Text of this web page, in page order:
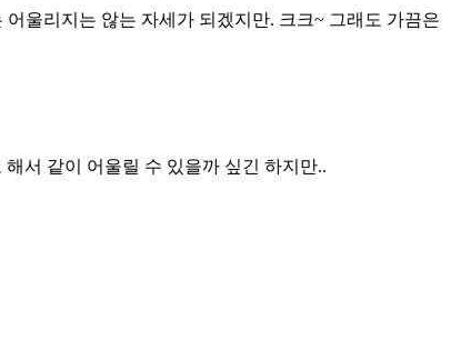
울리지는 않는 자세가 되겠지만. 크크~ 그래도 가끔은
서 같이 어울릴 수 있을까 싶긴 하지만..